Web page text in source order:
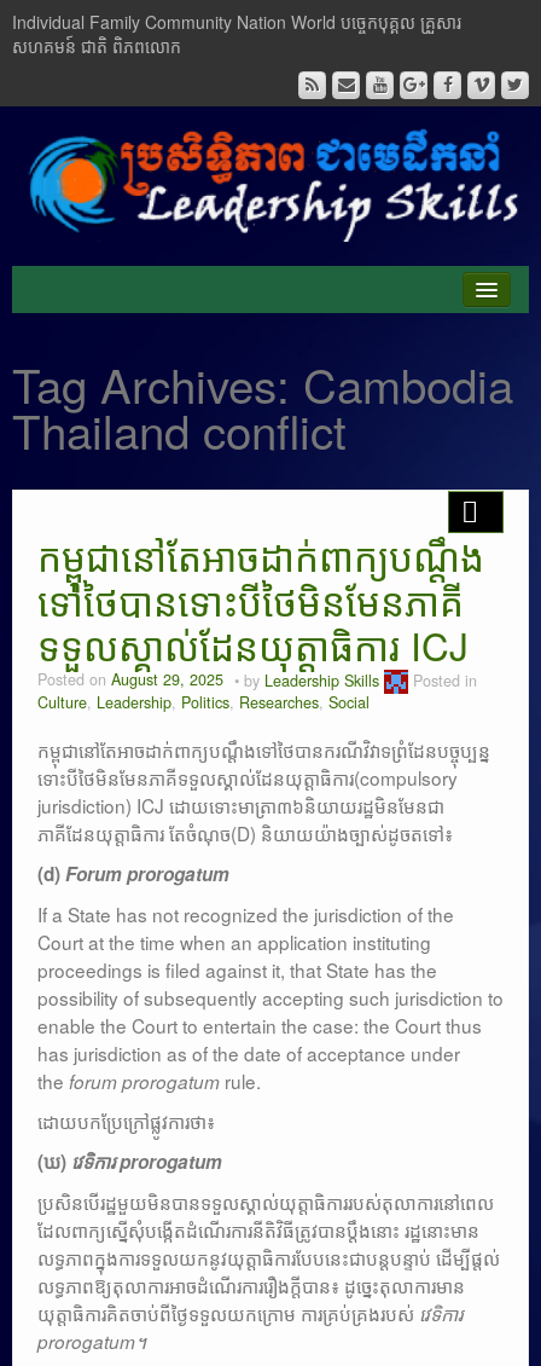
Individual Family Community Nation World បចេ្ចកបុគ្គល គ្រួសារ
សហគមន៍ ជាតិ ពិភពលោក
Buddhism
Cambodia
Critical Thinking
Researches
Language & Identity
Leadership
Tag Archives: Cambodia
Thailand conflict
កម្ពុជានៅតែអាចដាក់ពាក្យបណ្តឹង
ទៅថៃបានទោះបីថៃមិនមែនភាគី
ទទួលស្គាល់ដែនយុត្តាធិការ ICJ
Posted on August 29, 2025 by Leadership Skills
Posted in
Culture, Leadership, Politics, Researches, Social
កម្ពុជានៅតែអាចដាក់ពាក្យបណ្តឹងទៅថៃបានករណីវិវាទព្រំដែនបច្ចុប្បន្ន
ទោះបីថៃមិនមែនភាគីទទួលស្គាល់ដែនយុត្តាធិការ(compulsory
jurisdiction) ICJ ដោយទោះមាត្រា៣៦និយាយរដ្ឋមិនមែនជា
ភាគីដែនយុត្តាធិការ តែចំណុច(D) និយាយយ៉ាងច្បាស់ដូចតទៅ៖
(d)Forum prorogatum
If a State has not recognized the jurisdiction of the
Court at the time when an application instituting
proceedings is filed against it, that State has the
possibility of subsequently accepting such jurisdiction to
enable the Court to entertain the case: the Court thus
has jurisdiction as of the date of acceptance under
the forum prorogatum rule.
ដោយបកប្រែក្រៅផ្លូវការថា៖
(ឃ) វេទិការ prorogatum
ប្រសិនបើរដ្ឋមួយមិនបានទទួលស្គាល់យុត្តាធិការរបស់តុលាការនៅពេល
ដែលពាក្យស្នើសុំបង្កើតដំណើរការនីតិវិធីត្រូវបានប្តឹងនោះ រដ្ឋនោះមាន
លទ្ធភាពក្នុងការទទួលយកនូវយុត្តាធិការបែបនេះជាបន្តបន្ទាប់ ដើម្បីផ្តល់
លទ្ធភាពឱ្យតុលាការអាចដំណើរការរឿងក្តីបាន៖ ដូច្នេះតុលាការមាន
យុត្តាធិការគិតចាប់ពីថ្ងៃទទួលយកក្រោម ការគ្រប់គ្រងរបស់ វេទិការ
prorogatum។